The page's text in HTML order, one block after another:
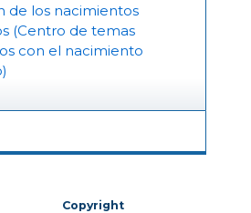
de los nacimientos
(Centro de temas
con el nacimiento
Copyright